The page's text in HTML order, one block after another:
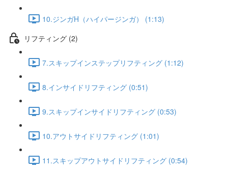
10.ジンガH（ハイパージンガ） (1:13)
リフティング (2)
7.スキップインステップリフティング (1:12)
8.インサイドリフティング (0:51)
9.スキップインサイドリフティング (0:53)
10.アウトサイドリフティング (1:01)
11.スキップアウトサイドリフティング (0:54)